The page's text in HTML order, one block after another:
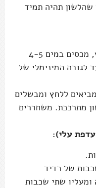
שהלשון תהיה תמיד
שמים את הלשון בסיר לחץ, מכסים במים 4-5
לגובה המינימלי של
ללחץ ומבשלים
מתרככת. משחררים
עלי):
של רדיד
ומעליו שתי שכבות